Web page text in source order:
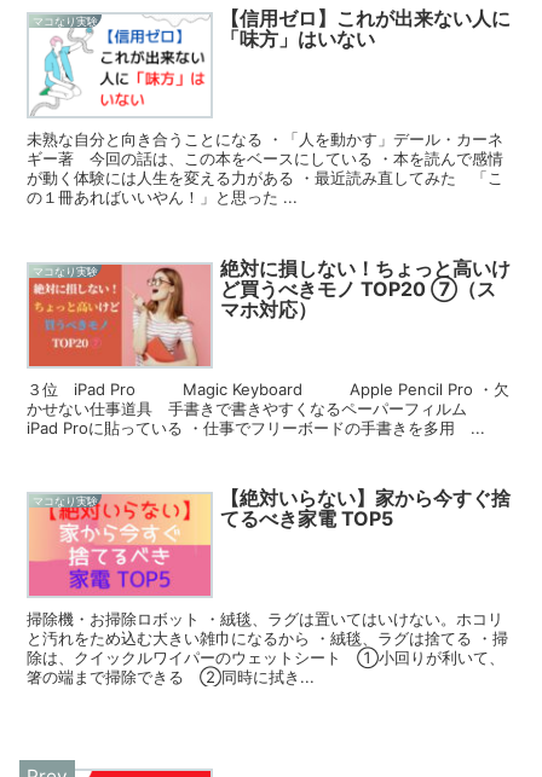
マコなり実験
【信用ゼロ】これが出来ない人に
「味方」はいない
未熟な自分と向き合うことになる ・「人を動かす」デール・カーネ
ギー著 今回の話は、この本をベースにしている ・本を読んで感情
が動く体験には人生を変える力がある ・最近読み直してみた 「こ
の１冊あればいいやん！」と思った ...
マコなり実験
絶対に損しない！ちょっと高いけ
ど買うべきモノ TOP20 ⑦（ス
マホ対応）
３位 iPad Pro Magic Keyboard Apple Pencil Pro ・欠
かせない仕事道具 手書きで書きやすくなるペーパーフィルム
iPad Proに貼っている ・仕事でフリーボードの手書きを多用 ...
マコなり実験
【絶対いらない】家から今すぐ捨
てるべき家電 TOP5
掃除機・お掃除ロボット ・絨毯、ラグは置いてはいけない。ホコリ
と汚れをため込む大きい雑巾になるから ・絨毯、ラグは捨てる ・掃
除は、クイックルワイパーのウェットシート ①小回りが利いて、
箸の端まで掃除できる ②同時に拭き...